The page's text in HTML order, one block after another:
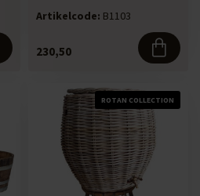
Afmeting: ca.95x57cm
Artikelcode: B1103
230,50
ROTAN COLLECTION